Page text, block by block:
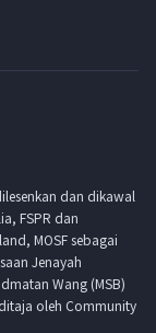
dan dikawal
FSPR dan
MOSF sebagai
Jenayah
Wang (MSB)
oleh Community